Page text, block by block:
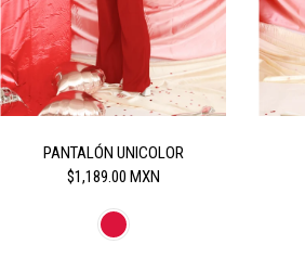
PANTALÓN UNICOLOR
$1,189.00 MXN